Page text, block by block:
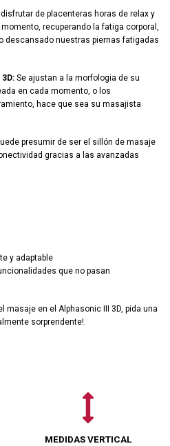
de placenteras horas de relax y
recuperando la fatiga corporal,
descansado nuestras piernas fatigadas
3D: Se ajustan a la morfologia de su
en cada momento, o los
hace que sea su masajista
presumir de ser el sillón de masaje
gracias a las avanzadas
y adaptable
que no pasan
masaje en el Alphasonic III 3D, pida una
sorprendente!.
MEDIDAS VERTICAL